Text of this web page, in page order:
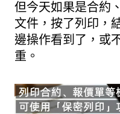
但今天如果是合約
文件，按了列印，
邊操作看到了，或
重。